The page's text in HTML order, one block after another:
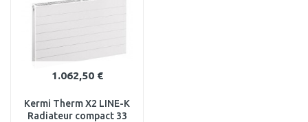
1.062,50 €
Kermi Therm X2 LINE-K
Radiateur compact 33